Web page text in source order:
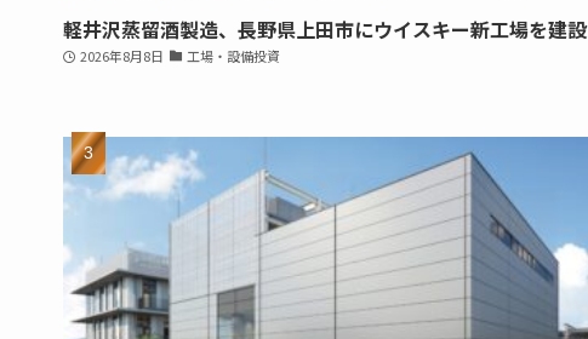
軽井沢蒸留酒製造、長野県上田市にウイスキー新工場を建設
2026年8月8日 工場・設備投資